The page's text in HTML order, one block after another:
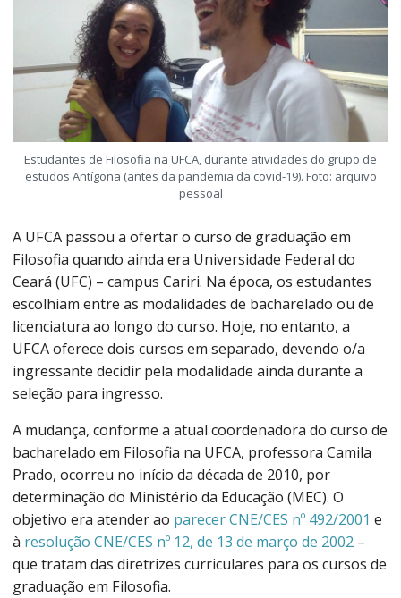
Estudantes de Filosofia na UFCA, durante atividades do grupo de
estudos Antígona (antes da pandemia da covid-19). Foto: arquivo
pessoal
A UFCA passou a ofertar o curso de graduação em
Filosofia quando ainda era Universidade Federal do
Ceará (UFC) – campus Cariri. Na época, os estudantes
escolhiam entre as modalidades de bacharelado ou de
licenciatura ao longo do curso. Hoje, no entanto, a
UFCA oferece dois cursos em separado, devendo o/a
ingressante decidir pela modalidade ainda durante a
seleção para ingresso.
A mudança, conforme a atual coordenadora do curso de
bacharelado em Filosofia na UFCA, professora Camila
Prado, ocorreu no início da década de 2010, por
determinação do Ministério da Educação (MEC). O
objetivo era atender ao parecer CNE/CES nº 492/2001 e
à resolução CNE/CES nº 12, de 13 de março de 2002 –
que tratam das diretrizes curriculares para os cursos de
graduação em Filosofia.